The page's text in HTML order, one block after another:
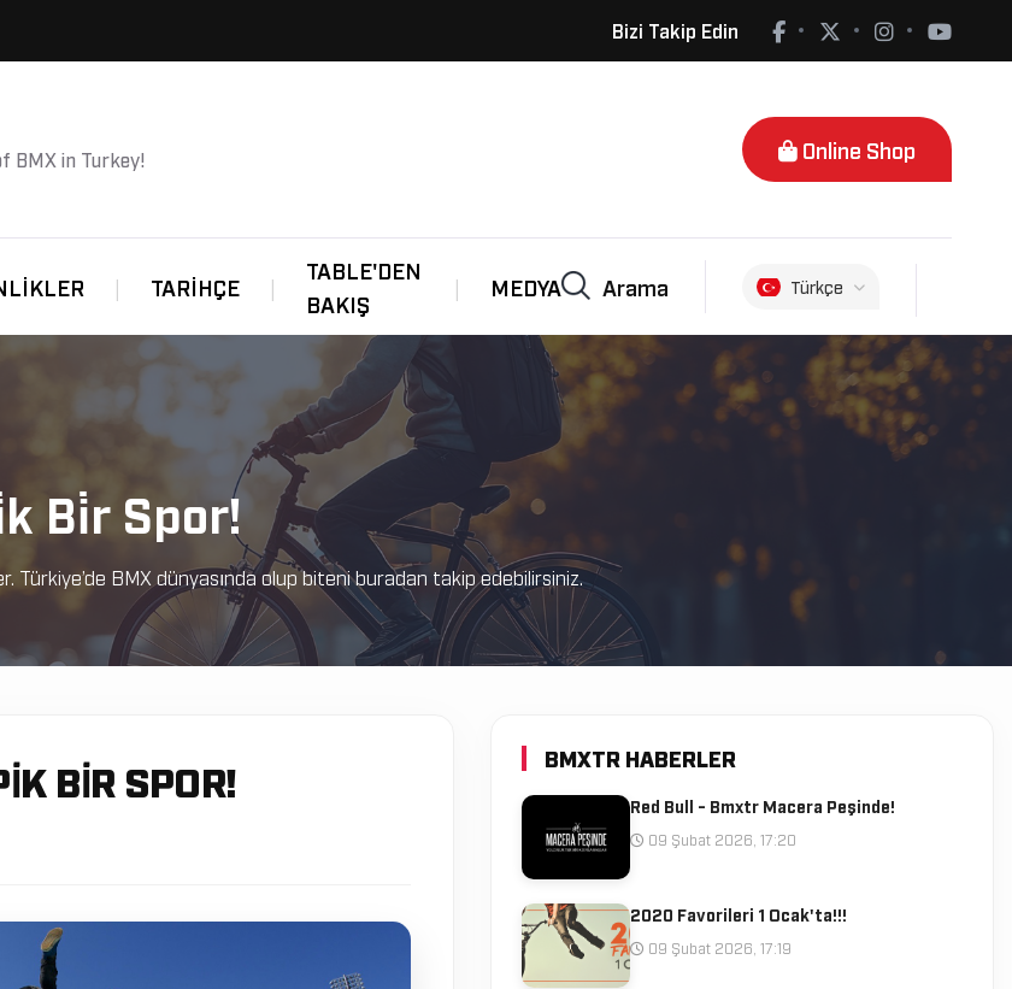
Bizi Takip Edin
BMX in Turkey! Online Shop
TARIHÇE
TABLE'DEN
BAKIŞ
MEDYA Arama Türkçe
Bi̇r Spor!
Türkiye’de BMX dünyasında olup biteni buradan takip edebilirsiniz.
BİR SPOR! BMXTR HABERLER
Red Bull - Bmxtr Macera Peşinde!
09 Şubat 2026, 17:20
2020 Favorileri 1 Ocak'ta!!!
09 Şubat 2026, 17:19